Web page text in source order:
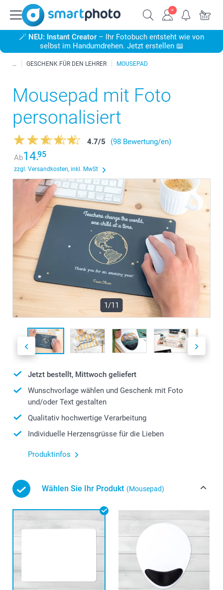
🪄 NEU: Instant Creator – Ihr Fotobuch entsteht wie von
selbst im Handumdrehen. Jetzt erstellen 📖
GESCHENK FÜR DEN LEHRER MOUSEPAD
Mousepad mit Foto
personalisiert
4.7/5
(98 Bewertung/en)
Ab14.95
zzgl. Versandkosten, inkl. MwSt
1/11
Jetzt bestellt, Mittwoch geliefert
Wunschvorlage wählen und Geschenk mit Foto
und/oder Text gestalten
Qualitativ hochwertige Verarbeitung
Individuelle Herzensgrüsse für die Lieben
Produktinfos
Wählen Sie Ihr Produkt (Mousepad)